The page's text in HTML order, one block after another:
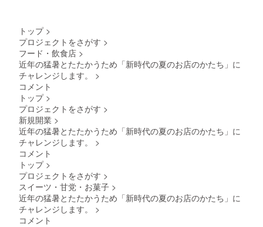
送はご
長） ※
トへア
の選択
くさく
車徒歩
現在間
人の
思いま
緒に楽
意して
おりま
人の
「珈琲
トップ >
プロジェクトをさがす >
フード・飲食店 >
近年の猛暑とたたかうため「新時代の夏のお店のかたち」に
チャレンジします。
>
コメント
トップ >
プロジェクトをさがす >
新規開業 >
近年の猛暑とたたかうため「新時代の夏のお店のかたち」に
チャレンジします。
>
コメント
トップ >
プロジェクトをさがす >
スイーツ・甘党・お菓子 >
近年の猛暑とたたかうため「新時代の夏のお店のかたち」に
チャレンジします。
>
コメント